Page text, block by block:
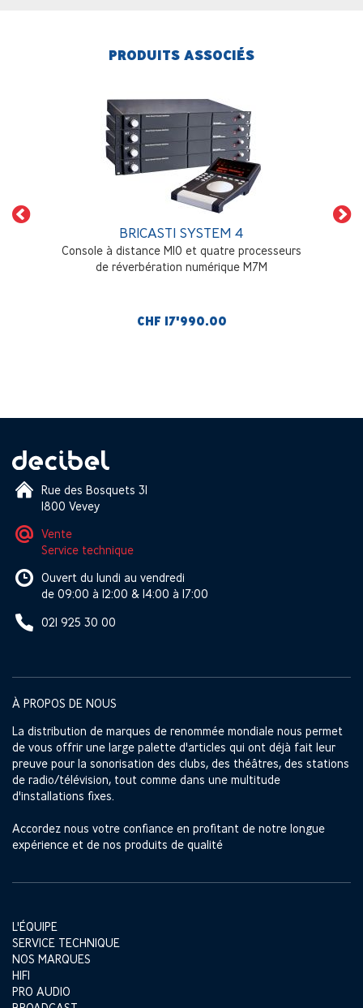
PRODUITS ASSOCIÉS
BRICASTI SYSTEM 4
Console à distance M10 et quatre processeurs
de réverbération numérique M7M
CHF 17'990.00
Rue des Bosquets 31
1800 Vevey
Vente
Service technique
Ouvert du lundi au vendredi
de 09:00 à 12:00 & 14:00 à 17:00
021 925 30 00
À PROPOS DE NOUS
La distribution de marques de renommée mondiale nous permet
de vous offrir une large palette d'articles qui ont déjà fait leur
preuve pour la sonorisation des clubs, des théâtres, des stations
de radio/télévision, tout comme dans une multitude
d'installations fixes.
Accordez nous votre confiance en profitant de notre longue
expérience et de nos produits de qualité
L'ÉQUIPE
SERVICE TECHNIQUE
NOS MARQUES
HIFI
PRO AUDIO